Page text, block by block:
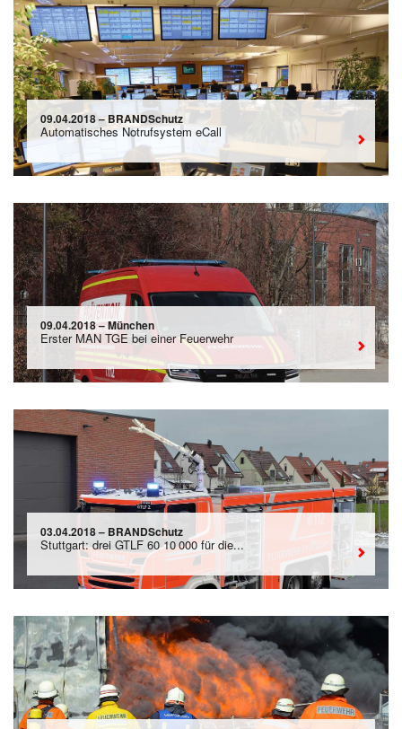
09.04.2018 – BRANDSchutz
Automatisches Notrufsystem eCall
09.04.2018 – München
Erster MAN TGE bei einer Feuerwehr
03.04.2018 – BRANDSchutz
Stuttgart: drei GTLF 60 10 000 für die...